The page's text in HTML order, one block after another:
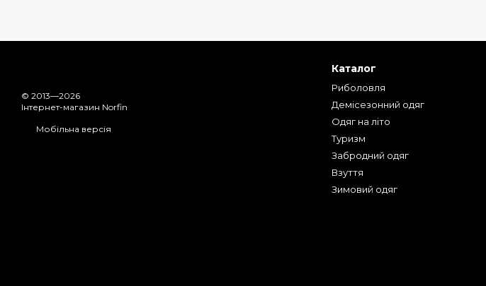
© 2013—2026
Інтернет-магазин Norfin
Мобільна версія
Каталог
Риболовля
Демісезонний одяг
Одяг на літо
Туризм
Забродний одяг
Взуття
Зимовий одяг